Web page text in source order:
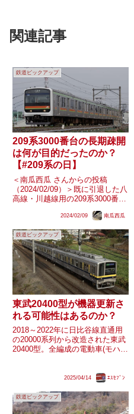
関連記事
鉄道ピックアップ
209系3000番台の長期疎開
は何が目的だったのか？
【#209系の日】
＜南瓜西瓜 さんからの投稿
（2024/02/09）＞既に引退した八
高線・川越線用の209系3000番台
月の間、最大3編成が一休車とし
3編成全てが廃車解体されてしま
ったもの...
2024/02/09 南瓜西瓜
鉄道ピックアップ
東武20400型が機器更新さ
れる可能性はあるのか？
2018～2022年に日比谷線直通用
の20000系列から改造された東武
20400型。全編成の電動車(モハ)
されないまま改造・転用されまし
2025/04/14 ｴｽｾﾌﾞﾝ
鉄道ピックアップ